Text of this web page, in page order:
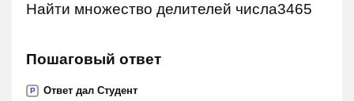
Найти множество делителей числа3465
Пошаговый ответ
P Ответ дал Студент